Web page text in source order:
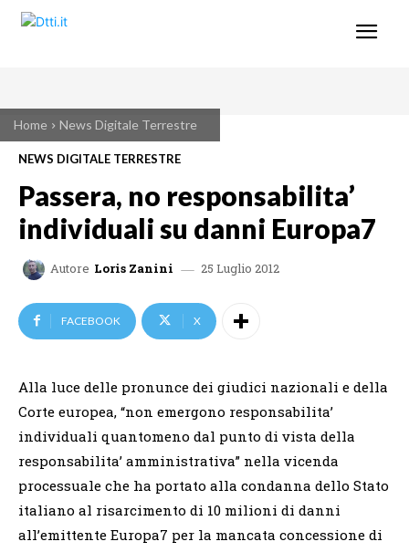
Home News Digitale Terrestre
NEWS DIGITALE TERRESTRE
Passera, no responsabilita’
individuali su danni Europa7
Autore Loris Zanini 25 Luglio 2012
FACEBOOK X
Alla luce delle pronunce dei giudici nazionali e della
Corte europea, “non emergono responsabilita’
individuali quantomeno dal punto di vista della
responsabilita’ amministrativa” nella vicenda
processuale che ha portato alla condanna dello Stato
italiano al risarcimento di 10 milioni di danni
all’emittente Europa7 per la mancata concessione di